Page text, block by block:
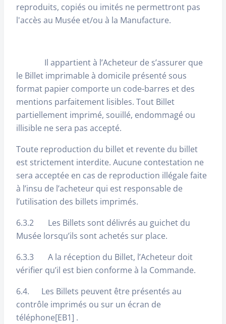
reproduits, copiés ou imités ne permettront pas
l'accès au Musée et/ou à la Manufacture.
Il appartient à l’Acheteur de s’assurer que
le Billet imprimable à domicile présenté sous
format papier comporte un code-barres et des
mentions parfaitement lisibles. Tout Billet
partiellement imprimé, souillé, endommagé ou
illisible ne sera pas accepté.
Toute reproduction du billet et revente du billet
est strictement interdite. Aucune contestation ne
sera acceptée en cas de reproduction illégale faite
à l’insu de l’acheteur qui est responsable de
l’utilisation des billets imprimés.
6.3.2 Les Billets sont délivrés au guichet du
Musée lorsqu’ils sont achetés sur place.
6.3.3 A la réception du Billet, l’Acheteur doit
vérifier qu’il est bien conforme à la Commande.
6.4. Les Billets peuvent être présentés au
contrôle imprimés ou sur un écran de
téléphone[EB1] .